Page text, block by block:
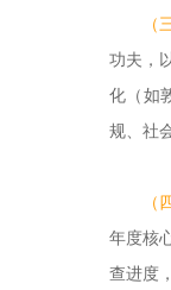
（
功夫，
化（如
规、社
（
年度核
查进度